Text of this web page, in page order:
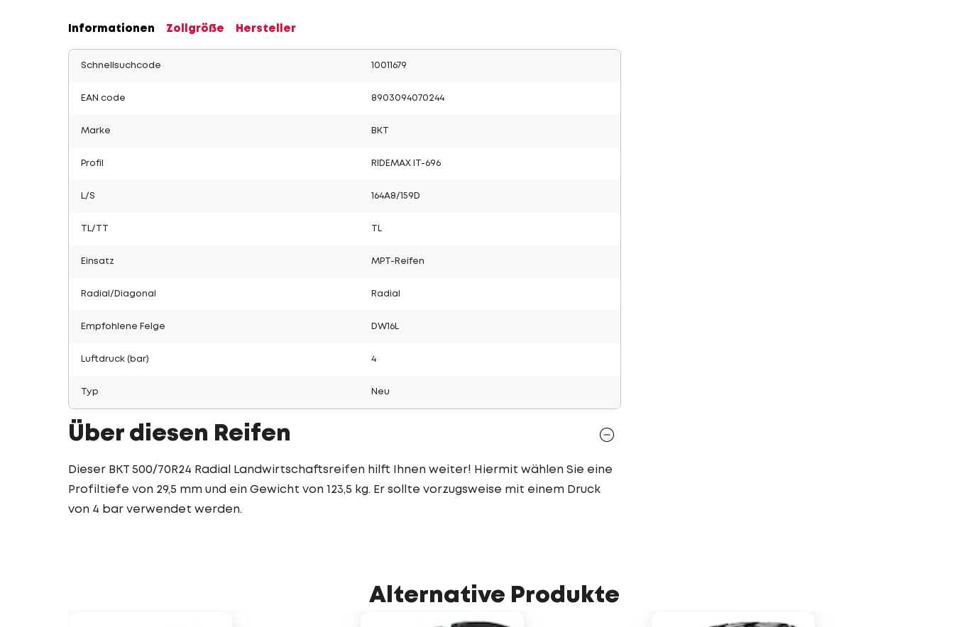
Informationen Zollgröße Hersteller
Schnellsuchcode 10011679
EAN code 8903094070244
Marke BKT
Profil RIDEMAX IT-696
L/S 164A8/159D
TL/TT
Einsatz MPT-Reifen
Radial/Diagonal Radial
Empfohlene Felge DW16L
Luftdruck (bar) 4
Typ Neu
Über diesen Reifen
Dieser BKT 500/70R24 Radial Landwirtschaftsreifen hilft Ihnen weiter! Hiermit wählen Sie eine
Profiltiefe von 29,5 mm und ein Gewicht von 123,5 kg. Er sollte vorzugsweise mit einem Druck
von 4 bar verwendet werden.
Alternative Produkte